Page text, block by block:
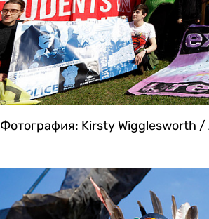
Фотография: Kirsty Wigglesworth /